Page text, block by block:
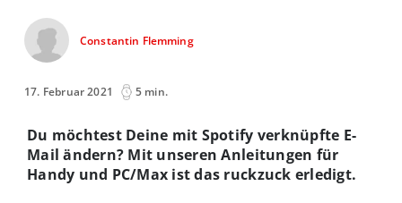
Constantin Flemming
17. Februar 2021 5 min.
Du möchtest Deine mit Spotify verknüpfte E-
Mail ändern? Mit unseren Anleitungen für
Handy und PC/Max ist das ruckzuck erledigt.